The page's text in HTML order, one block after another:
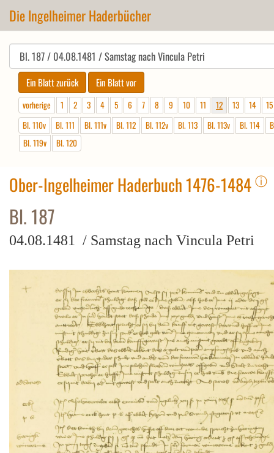
Die Ingelheimer Haderbücher
vorherige 1 2 3 4 5 6 7 8 9 10 11 12 13 14
15
Bl. 110v
Bl. 111 Bl. 111v Bl. 112 Bl. 112v Bl. 113 Bl. 113v Bl. 114
Bl. 119v
Bl. 120
Ober-Ingelheimer Haderbuch 1476-1484 ⓘ
Bl. 187
04.08.1481 / Samstag nach Vincula Petri